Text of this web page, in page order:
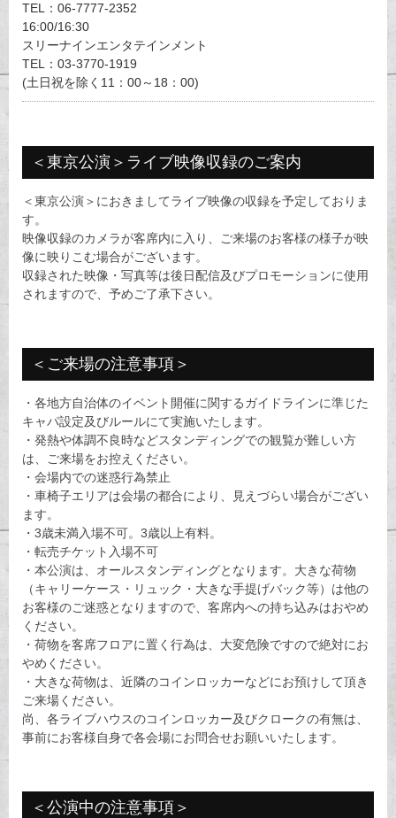
TEL：06-7777-2352
16:00/16:30
スリーナインエンタテインメント
TEL：03-3770-1919
(土日祝を除く11：00～18：00)
＜東京公演＞ライブ映像収録のご案内
＜東京公演＞におきましてライブ映像の収録を予定しておりま
す。
映像収録のカメラが客席内に入り、ご来場のお客様の様子が映
像に映りこむ場合がございます。
収録された映像・写真等は後日配信及びプロモーションに使用
されますので、予めご了承下さい。
＜ご来場の注意事項＞
・各地方自治体のイベント開催に関するガイドラインに準じた
キャパ設定及びルールにて実施いたします。
・発熱や体調不良時などスタンディングでの観覧が難しい方
は、ご来場をお控えください。
・会場内での迷惑行為禁止
・車椅子エリアは会場の都合により、見えづらい場合がござい
ます。
・3歳未満入場不可。3歳以上有料。
・転売チケット入場不可
・本公演は、オールスタンディングとなります。大きな荷物
（キャリーケース・リュック・大きな手提げバック等）は他の
お客様のご迷惑となりますので、客席内への持ち込みはおやめ
ください。
・荷物を客席フロアに置く行為は、大変危険ですので絶対にお
やめください。
・大きな荷物は、近隣のコインロッカーなどにお預けして頂き
ご来場ください。
尚、各ライブハウスのコインロッカー及びクロークの有無は、
事前にお客様自身で各会場にお問合せお願いいたします。
＜公演中の注意事項＞